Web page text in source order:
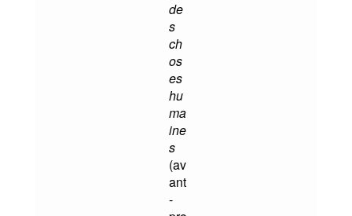
de
s
ch
os
es
hu
ma
ine
s
(av
ant
-